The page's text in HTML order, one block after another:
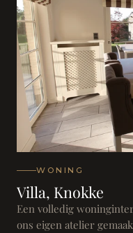
WONING
Villa, Knokke
Een volledig
ons eigen atelier